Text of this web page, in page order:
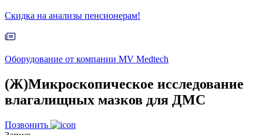
Скидка на анализы пенсионерам!
Оборудование от компании MV Medtech
(Ж)Микроскопическое исследование
влагалищных мазков для ДМС
Позвонить